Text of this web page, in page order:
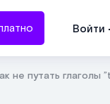
Войти
не путать глаголы